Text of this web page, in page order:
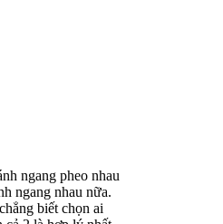
ngang pheo nhau
ngang nhau nữa.
biết chọn ai